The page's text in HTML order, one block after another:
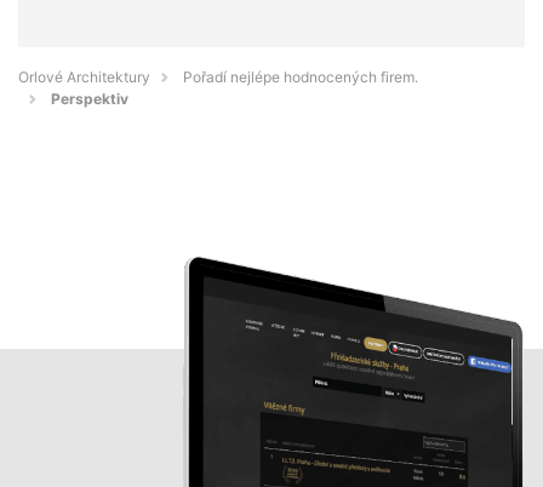
Orlové Architektury
Pořadí nejlépe hodnocených firem.
Perspektiv